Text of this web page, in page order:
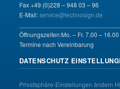
Fax +49 (0)228 – 948 03 – 96
E-Mail:service@technosign.de
Öffnungszeiten:Mo. – Fr. 7.00 –
Termine nach Vereinbarung
DATENSCHUTZ
Privatsphäre-Einstellungen ändern